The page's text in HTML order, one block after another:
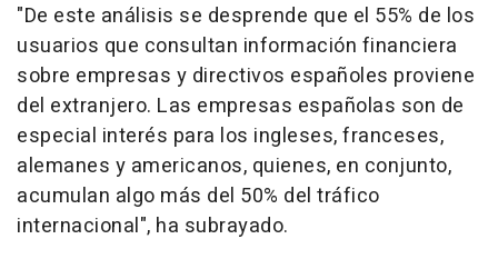
"De este análisis se desprende que el 55% de los
usuarios que consultan información financiera
sobre empresas y directivos españoles proviene
del extranjero. Las empresas españolas son de
especial interés para los ingleses, franceses,
alemanes y americanos, quienes, en conjunto,
acumulan algo más del 50% del tráfico
internacional", ha subrayado.